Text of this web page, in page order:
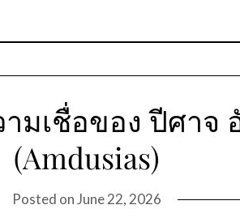
มเชื่อของ ปีศาจ
(Amdusias)
Posted onJune 22, 2026